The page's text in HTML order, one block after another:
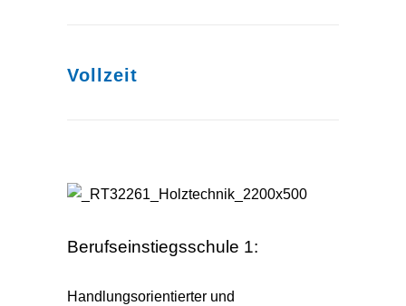
Vollzeit
Berufseinstiegsschule 1:
Handlungsorientierter und